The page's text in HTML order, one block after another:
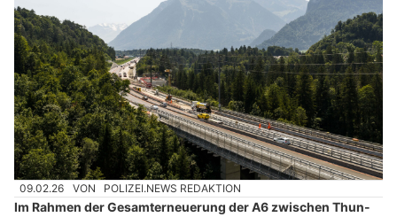
09.02.26 VON POLIZEI.NEWS REDAKTION
Im Rahmen der Gesamterneuerung der A6 zwischen Thun-